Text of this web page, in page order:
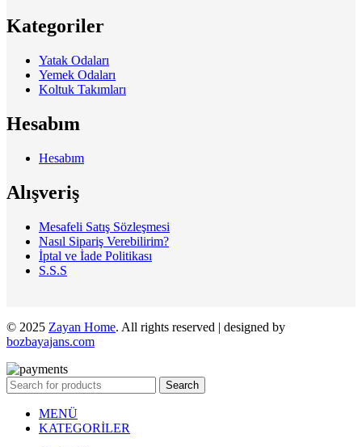
Kategoriler
Yatak Odaları
Yemek Odaları
Koltuk Takımları
Hesabım
Hesabım
Alışveriş
Mesafeli Satış Sözleşmesi
Nasıl Sipariş Verebilirim?
İptal ve İade Politikası
S.S.S
© 2025 Zayan Home. All rights reserved | designed by
bozbayajans.com
Search
MENÜ
KATEGORİLER